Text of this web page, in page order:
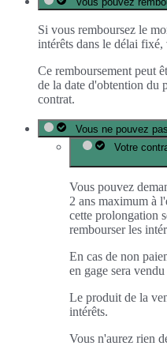
Si vous remboursez le
intérêts dans le délai
Ce remboursement peut
de la date d'obtention du
contrat.
Vous ne pouvez
Votre
Vous pouvez
2 ans maximum à
cette prolongation
rembourser les
En cas de non
en gage sera
Le produit de la
intérêts.
Vous n'aurez rien